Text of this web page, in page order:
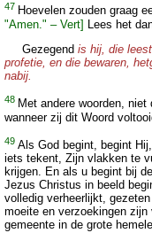
47 Hoevelen zouden graag
"Amen." – Vert] Lees het
Gezegend is hij, die
profetie, en die bewaren,
nabij.
48 Met andere woorden,
wanneer zij dit Woord
49 Als God begint, begint
iets tekent, Zijn vlakken te
krijgen. En als u begint bij
Jezus Christus in beeld
volledig verheerlijkt,
moeite en verzoekingen
gemeente in de grote